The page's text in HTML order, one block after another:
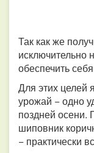
Так как же
исключительно
обеспечить
Для этих целей
урожай − одно
поздней осени.
шиповник
− практически